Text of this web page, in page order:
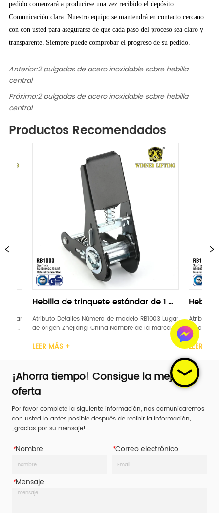
pedido comenzará a producirse una vez recibido el depósito.
Comunicación clara: Nuestro equipo se mantendrá en contacto cercano
con con usted para asegurarse de que cada paso del proceso sea claro y
transparente. Siempre puede comprobar el progreso de su pedido.
Anterior:2 pulgadas de acero inoxidable sobre hebilla
central
Próximo:2 pulgadas de acero inoxidable sobre hebilla
central
Productos Recomendados
de trinquete estándar de 1
Número de modelo RB1003 Lugar
Zhejiang, China Nombre de la marca
1 pulgada Material Acero carbono
Hebilla de trinquete
"negra
Atributo Detalles Número de
de origen Zhejiang, China
LEVANTAMIENTO DE
TUV Ancho 1 pulgada
Mango de trinquete
Aluminio Límite de car...
¡Ahorra tiempo! Consigue la mejor
oferta
Por favor complete la siguiente información, nos comunicaremos
con usted lo antes posible después de recibir la información,
¡gracias por su mensaje!
*Nombre *Correo electrónico
*Mensaje